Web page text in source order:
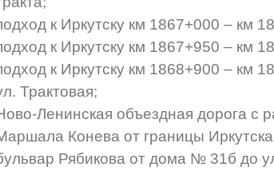
к Иркутску км 1867+000 – км
к Иркутску км 1867+950 – км
к Иркутску км 1868+900 – км
Трактовая;
Ленинская объездная дорога с
Конева от границы
Рябикова от дома № 31б до